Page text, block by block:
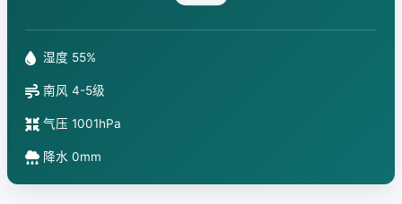
湿度 55%
南风 4-5级
气压 1001hPa
降水 0mm